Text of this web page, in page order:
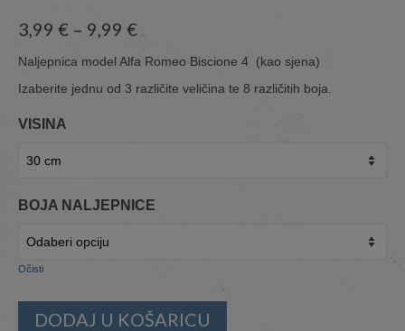
3,99 € – 9,99 €
Naljepnica model Alfa Romeo Biscione 4 (kao sjena)
Izaberite jednu od 3 različite veličina te 8 različitih boja.
VISINA
BOJA NALJEPNICE
Očisti
DODAJ U KOŠARICU